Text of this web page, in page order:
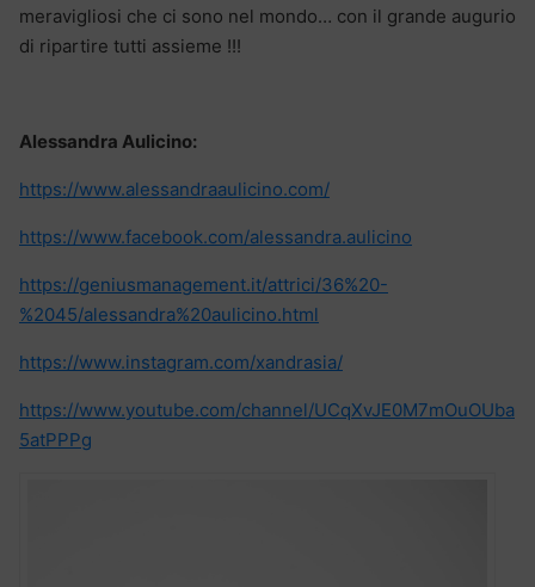
meravigliosi che ci sono nel mondo… con il grande augurio
di ripartire tutti assieme !!!
Alessandra Aulicino:
https://www.alessandraaulicino.com/
https://www.facebook.com/alessandra.aulicino
https://geniusmanagement.it/attrici/36%20-
%2045/alessandra%20aulicino.html
https://www.instagram.com/xandrasia/
https://www.youtube.com/channel/UCqXvJE0M7mOuOUba
5atPPPg